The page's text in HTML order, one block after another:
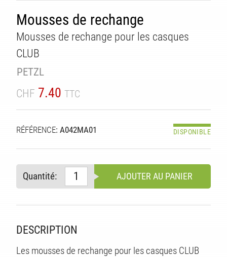
Mousses de rechange
Mousses de rechange pour les casques
CLUB
PETZL
CHF 7.40 TTC
RÉFÉRENCE: A042MA01 DISPONIBLE
Quantité: AJOUTER AU PANIER
DESCRIPTION
Les mousses de rechange pour les casques CLUB